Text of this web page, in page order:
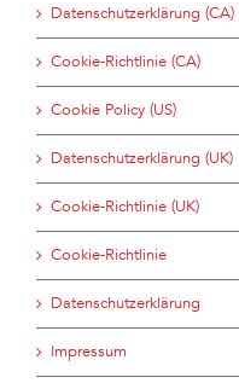
Datenschutzerklärung (CA)
Cookie-Richtlinie (CA)
Cookie Policy (US)
Datenschutzerklärung (UK)
Cookie-Richtlinie (UK)
Cookie-Richtlinie
Datenschutzerklärung
Impressum